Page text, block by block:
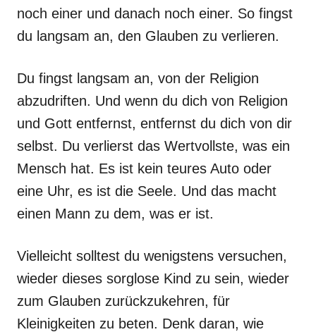
noch einer und danach noch einer. So fingst
du langsam an, den Glauben zu verlieren.
Du fingst langsam an, von der Religion
abzudriften. Und wenn du dich von Religion
und Gott entfernst, entfernst du dich von dir
selbst. Du verlierst das Wertvollste, was ein
Mensch hat. Es ist kein teures Auto oder
eine Uhr, es ist die Seele. Und das macht
einen Mann zu dem, was er ist.
Vielleicht solltest du wenigstens versuchen,
wieder dieses sorglose Kind zu sein, wieder
zum Glauben zurückzukehren, für
Kleinigkeiten zu beten. Denk daran, wie